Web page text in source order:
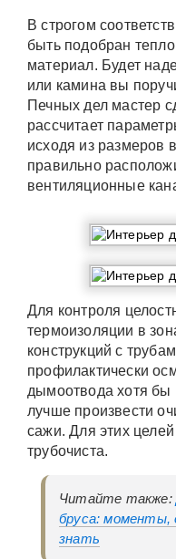
В строгом
быть подобран
материал. Будет
или камина вы
Печных дел мастер
рассчитает
исходя из размеров
правильно
вентиляционные
Для контроля
термоизоляции в
конструкций с
профилактически
дымоотвода хотя бы
лучше произвести
сажи. Для этих
трубочиста.
Читайте также:
бруса: моменты,
знать